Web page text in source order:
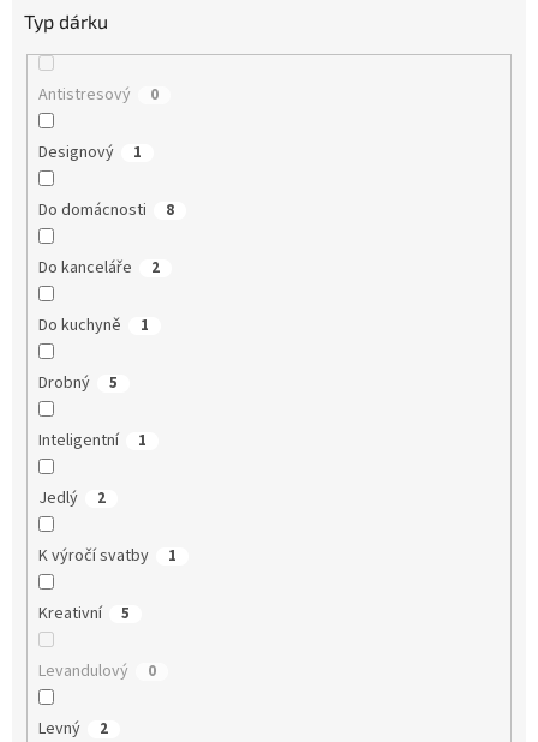
Typ dárku
Antistresový 0
Designový 1
Do domácnosti 8
Do kanceláře 2
Do kuchyně 1
Drobný 5
Inteligentní 1
Jedlý 2
K výročí svatby 1
Kreativní 5
Levandulový 0
Levný 2